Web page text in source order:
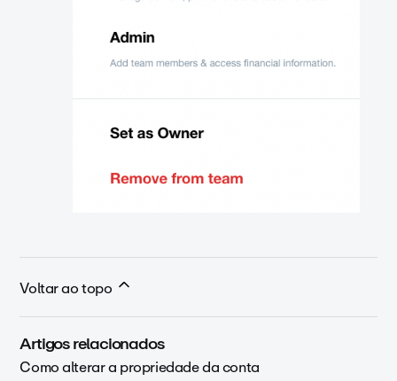
Voltar ao topo
Artigos relacionados
Como alterar a propriedade da conta